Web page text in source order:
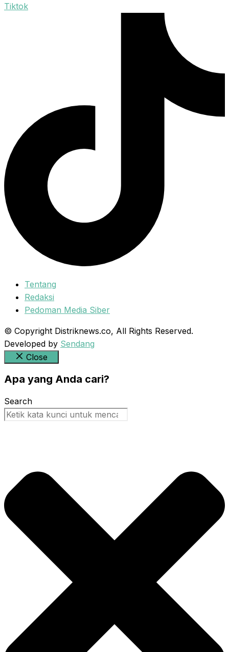
Tiktok
Tentang
Redaksi
Pedoman Media Siber
© Copyright Distriknews.co, All Rights Reserved.
Developed by Sendang
Close
Apa yang Anda cari?
Search